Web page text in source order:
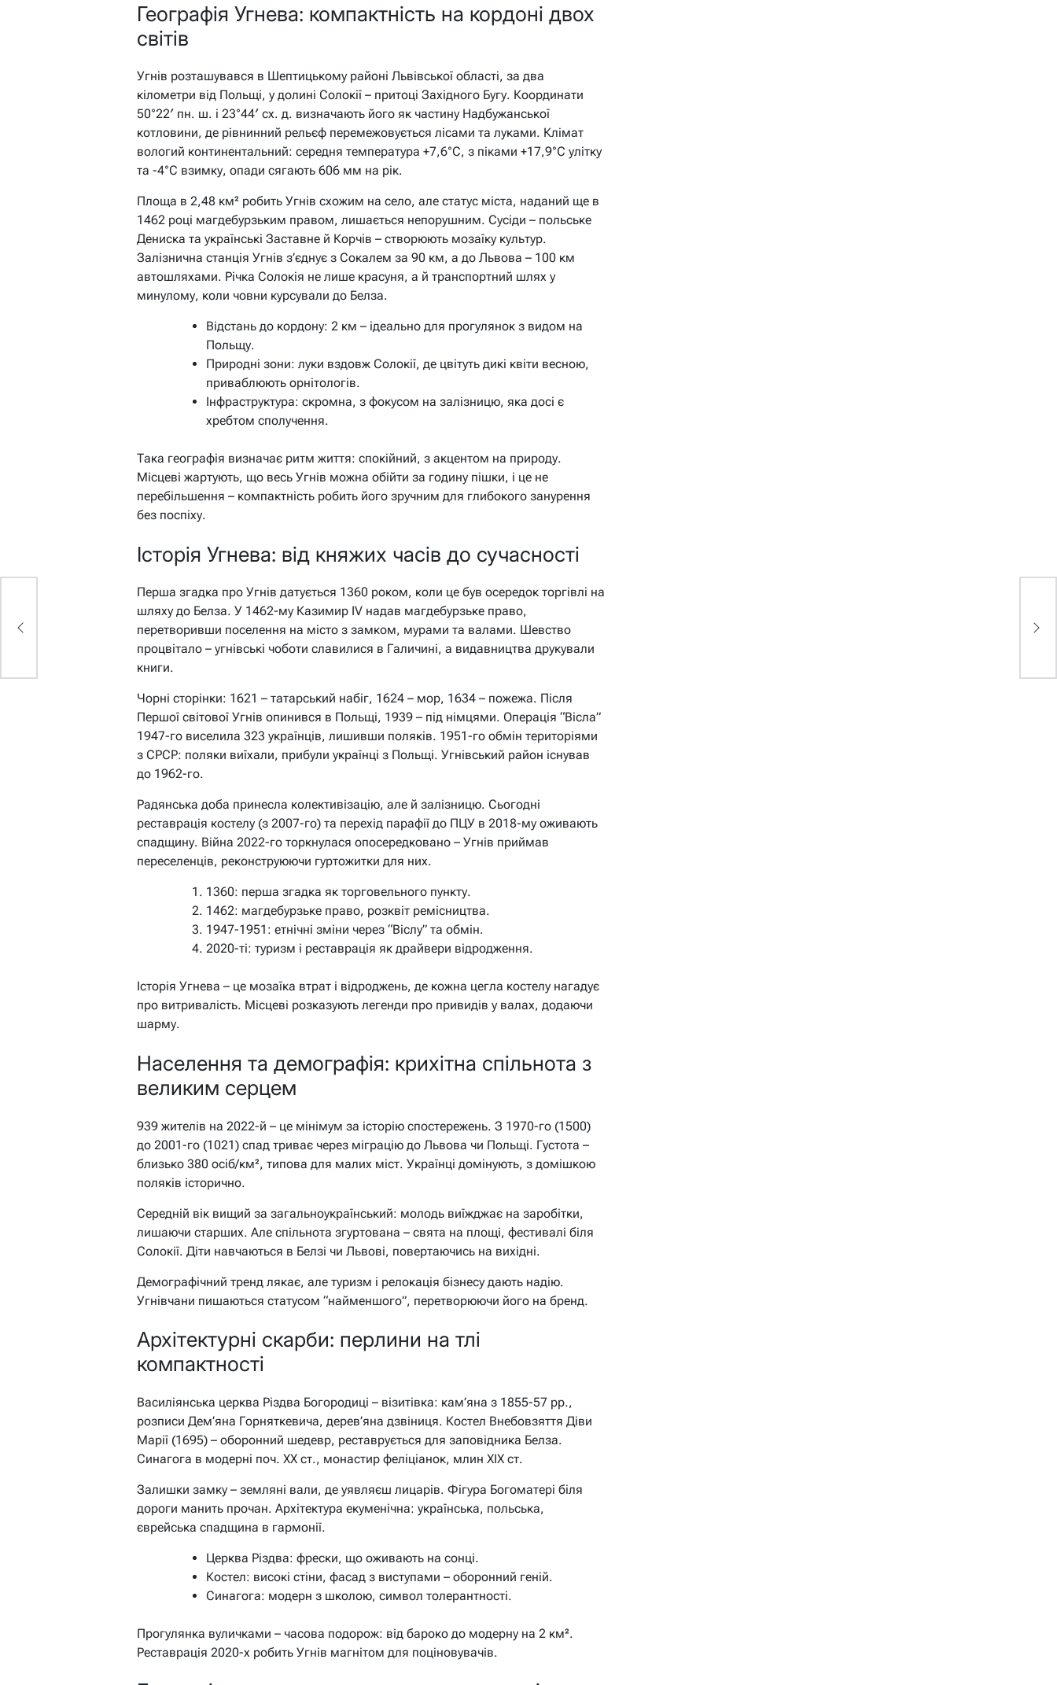
Географія Угнева: компактність на кордоні двох
світів
Угнів розташувався в Шептицькому районі Львівської області, за два
кілометри від Польщі, у долині Солокії – притоці Західного Бугу. Координати
50°22′ пн. ш. і 23°44′ сх. д. визначають його як частину Надбужанської
котловини, де рівнинний рельєф перемежовується лісами та луками. Клімат
вологий континентальний: середня температура +7,6°C, з піками +17,9°C улітку
та -4°C взимку, опади сягають 606 мм на рік.
Площа в 2,48 км² робить Угнів схожим на село, але статус міста, наданий ще в
1462 році магдебурзьким правом, лишається непорушним. Сусіди – польське
Дениска та українські Заставне й Корчів – створюють мозаїку культур.
Залізнична станція Угнів з’єднує з Сокалем за 90 км, а до Львова – 100 км
автошляхами. Річка Солокія не лише красуня, а й транспортний шлях у
минулому, коли човни курсували до Белза.
Відстань до кордону: 2 км – ідеально для прогулянок з видом на
Польщу.
Природні зони: луки вздовж Солокії, де цвітуть дикі квіти весною,
приваблюють орнітологів.
Інфраструктура: скромна, з фокусом на залізницю, яка досі є
хребтом сполучення.
Така географія визначає ритм життя: спокійний, з акцентом на природу.
Місцеві жартують, що весь Угнів можна обійти за годину пішки, і це не
перебільшення – компактність робить його зручним для глибокого занурення
без поспіху.
Історія Угнева: від княжих часів до сучасності
Перша згадка про Угнів датується 1360 роком, коли це був осередок торгівлі на
шляху до Белза. У 1462-му Казимир IV надав магдебурзьке право,
перетворивши поселення на місто з замком, мурами та валами. Шевство
процвітало – угнівські чоботи славилися в Галичині, а видавництва друкували
книги.
Чорні сторінки: 1621 – татарський набіг, 1624 – мор, 1634 – пожежа. Після
Першої світової Угнів опинився в Польщі, 1939 – під німцями. Операція “Вісла”
1947-го виселила 323 українців, лишивши поляків. 1951-го обмін територіями
з СРСР: поляки виїхали, прибули українці з Польщі. Угнівський район існував
до 1962-го.
Радянська доба принесла колективізацію, але й залізницю. Сьогодні
реставрація костелу (з 2007-го) та перехід парафії до ПЦУ в 2018-му оживають
спадщину. Війна 2022-го торкнулася опосередковано – Угнів приймав
переселенців, реконструюючи гуртожитки для них.
1360: перша згадка як торговельного пункту.
1462: магдебурзьке право, розквіт ремісництва.
1947-1951: етнічні зміни через “Віслу” та обмін.
2020-ті: туризм і реставрація як драйвери відродження.
Історія Угнева – це мозаїка втрат і відроджень, де кожна цегла костелу нагадує
про витривалість. Місцеві розказують легенди про привидів у валах, додаючи
шарму.
Населення та демографія: крихітна спільнота з
великим серцем
939 жителів на 2022-й – це мінімум за історію спостережень. З 1970-го (1500)
до 2001-го (1021) спад триває через міграцію до Львова чи Польщі. Густота –
близько 380 осіб/км², типова для малих міст. Українці домінують, з домішкою
поляків історично.
Середній вік вищий за загальноукраїнський: молодь виїжджає на заробітки,
лишаючи старших. Але спільнота згуртована – свята на площі, фестивалі біля
Солокії. Діти навчаються в Белзі чи Львові, повертаючись на вихідні.
Демографічний тренд лякає, але туризм і релокація бізнесу дають надію.
Угнівчани пишаються статусом “найменшого”, перетворюючи його на бренд.
Архітектурні скарби: перлини на тлі
компактності
Василіянська церква Різдва Богородиці – візитівка: кам’яна з 1855-57 рр.,
розписи Дем’яна Горняткевича, дерев’яна дзвіниця. Костел Внебовзяття Діви
Марії (1695) – оборонний шедевр, реставрується для заповідника Белза.
Синагога в модерні поч. XX ст., монастир феліціанок, млин XIX ст.
Залишки замку – земляні вали, де уявляєш лицарів. Фігура Богоматері біля
дороги манить прочан. Архітектура екуменічна: українська, польська,
єврейська спадщина в гармонії.
Церква Різдва: фрески, що оживають на сонці.
Костел: високі стіни, фасад з виступами – оборонний геній.
Синагога: модерн з школою, символ толерантності.
Прогулянка вуличками – часова подорож: від бароко до модерну на 2 км².
Реставрація 2020-х робить Угнів магнітом для поціновувачів.